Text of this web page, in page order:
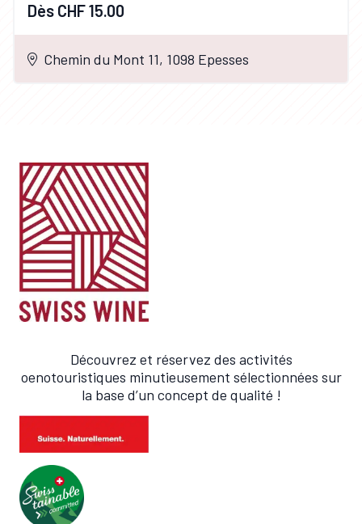
Dès CHF 15.00
Chemin du Mont 11, 1098 Epesses
Découvrez et réservez des activités
oenotouristiques minutieusement sélectionnées sur
la base d’un concept de qualité !